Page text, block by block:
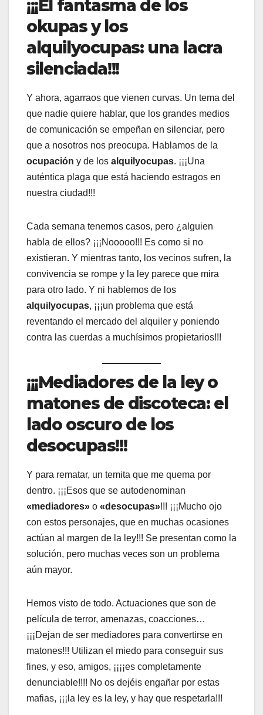
¡¡¡El fantasma de los
okupas y los
alquilyocupas: una lacra
silenciada!!!
Y ahora, agarraos que vienen curvas. Un tema del
que nadie quiere hablar, que los grandes medios
de comunicación se empeñan en silenciar, pero
que a nosotros nos preocupa. Hablamos de la
ocupación y de los alquilyocupas. ¡¡¡Una
auténtica plaga que está haciendo estragos en
nuestra ciudad!!!
Cada semana tenemos casos, pero ¿alguien
habla de ellos? ¡¡¡Nooooo!!! Es como si no
existieran. Y mientras tanto, los vecinos sufren, la
convivencia se rompe y la ley parece que mira
para otro lado. Y ni hablemos de los
alquilyocupas, ¡¡¡un problema que está
reventando el mercado del alquiler y poniendo
contra las cuerdas a muchísimos propietarios!!!
¡¡¡Mediadores de la ley o
matones de discoteca: el
lado oscuro de los
desocupas!!!
Y para rematar, un temita que me quema por
dentro. ¡¡¡Esos que se autodenominan
«mediadores» o «desocupas»!!! ¡¡¡Mucho ojo
con estos personajes, que en muchas ocasiones
actúan al margen de la ley!!! Se presentan como la
solución, pero muchas veces son un problema
aún mayor.
Hemos visto de todo. Actuaciones que son de
película de terror, amenazas, coacciones…
¡¡¡Dejan de ser mediadores para convertirse en
matones!!! Utilizan el miedo para conseguir sus
fines, y eso, amigos, ¡¡¡¡es completamente
denunciable!!!! No os dejéis engañar por estas
mafias, ¡¡¡la ley es la ley, y hay que respetarla!!!